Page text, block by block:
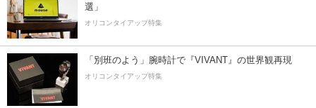
選」
オリコンタイアップ特集
「別班のよう」腕時計で『VIVANT』の世界観再現
オリコンタイアップ特集